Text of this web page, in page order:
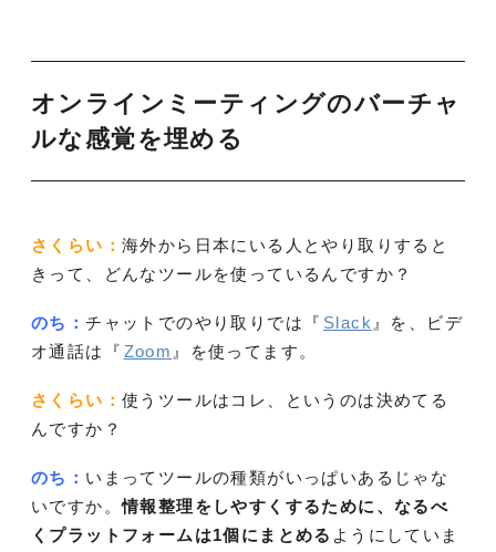
オンラインミーティングのバーチャ
ルな感覚を埋める
さくらい： 海外から日本にいる人とやり取りすると
きって、どんなツールを使っているんですか？
のち：チャットでのやり取りでは『 Slack 』を、ビデ
オ通話は『 Zoom 』を使ってます。
さくらい： 使うツールはコレ、というのは決めてる
んですか？
のち： いまってツールの種類がいっぱいあるじゃな
いですか。情報整理をしやすくするために、なるべ
くプラットフォームは1個にまとめる ようにしていま